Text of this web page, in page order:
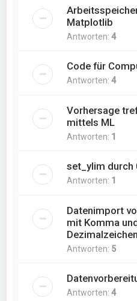
Matplotlib
Antworten:4
Code für
Antworten:4
Vorhersage
mittels ML
Antworten: 1
set_ylim durch
Antworten: 1
Datenimport
mit Komma
Dezimalzeichen
Antworten: 5
Antworten:4